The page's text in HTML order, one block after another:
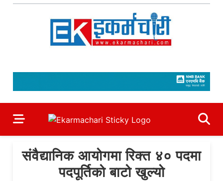
Skip
संवैद्यानिक आयोगमा रिक्त ४० पदमा
पदपूर्तिको बाटो खुल्यो